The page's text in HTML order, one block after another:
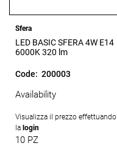
Sfera
LED BASIC SFERA 4W E14
6000K 320 lm
Code: 200003
Availability
Visualizza il prezzo effettuando
la login
10 PZ